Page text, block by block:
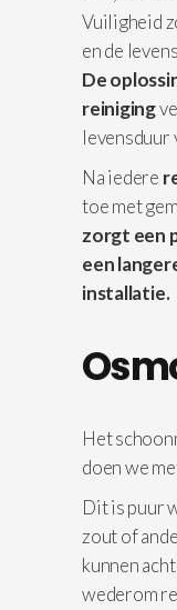
Vuiligheid
en de
De
reiniging
levensduur
Na iedere
toe met
zorgt een
een
installatie.
Het
doen we
Dit is puur
zout of
kunnen
wederom